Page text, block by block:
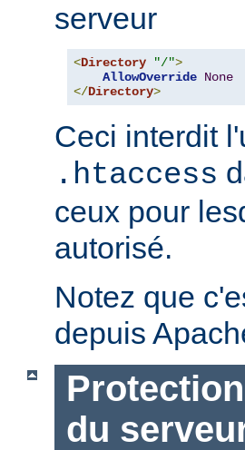
serveur
<Directory "/">
AllowOverride None
</Directory>
Ceci interdit
.htaccess
ceux pour
autorisé.
Notez que
depuis
du